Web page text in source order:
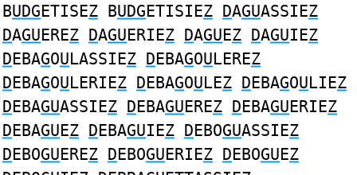
BUDGETISEZ BUDGETISIEZ DAGUASSIEZ
DAGUEREZ DAGUERIEZ DAGUEZ DAGUIEZ
DEBAGOULASSIEZ DEBAGOULEREZ
DEBAGOULERIEZ DEBAGOULEZ DEBAGOULIEZ
DEBAGUASSIEZ DEBAGUEREZ DEBAGUERIEZ
DEBAGUEZ DEBAGUIEZ DEBOGUASSIEZ
DEBOGUEREZ DEBOGUERIEZ DEBOGUEZ